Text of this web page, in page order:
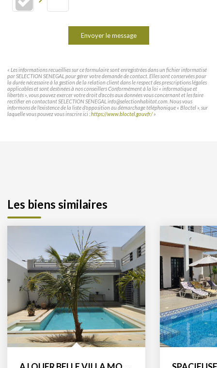
Envoyer le message
« Les informations recueillies sur ce formulaire sont enregistrées dans un fichier informatisé
par SELECTION SENEGAL pour gérer votre demande de contact. Elles sont conservées pour
la durée nécessaire à la gestion de la relation client dans le respect des prescriptions légales
applicables et sont destinées à nos conseillers Conformément à la loi « informatique et
libertés », vous pouvez exercer votre droit d'accès aux données vous concernant et les faire
rectifier en contactant SELECTION SENEGAL info@selectionhabitat.com. Nous vous
informons de l'existence de la liste d'opposition au démarchage téléphonique « Bloctel », sur
laquelle vous pouvez vous inscrire ici :https://www.bloctel.gouv.fr/»
Les biens similaires